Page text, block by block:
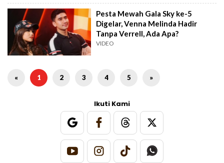
Pesta Mewah Gala Sky ke-5
Digelar, Venna Melinda Hadir
Tanpa Verrell, Ada Apa?
VIDEO
« 1 2 3 4 5 »
Ikuti Kami